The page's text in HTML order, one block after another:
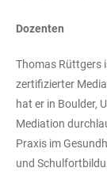
Dozenten
Thomas Rüttgers
zertifizierter
hat er in Boulder,
Mediation
Praxis im
und